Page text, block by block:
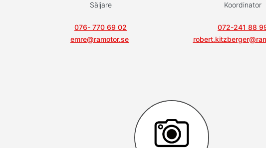
Säljare
076- 770 69 02
emre@ramotor.se
Koordinator
072-241 88